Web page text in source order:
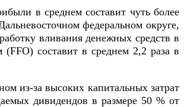
в среднем составит чуть более
федеральном округе,
вливания денежных средств в
составит в среднем 2,2 раза в
из-за высоких капитальных затрат
дивидендов в размере 50 % от